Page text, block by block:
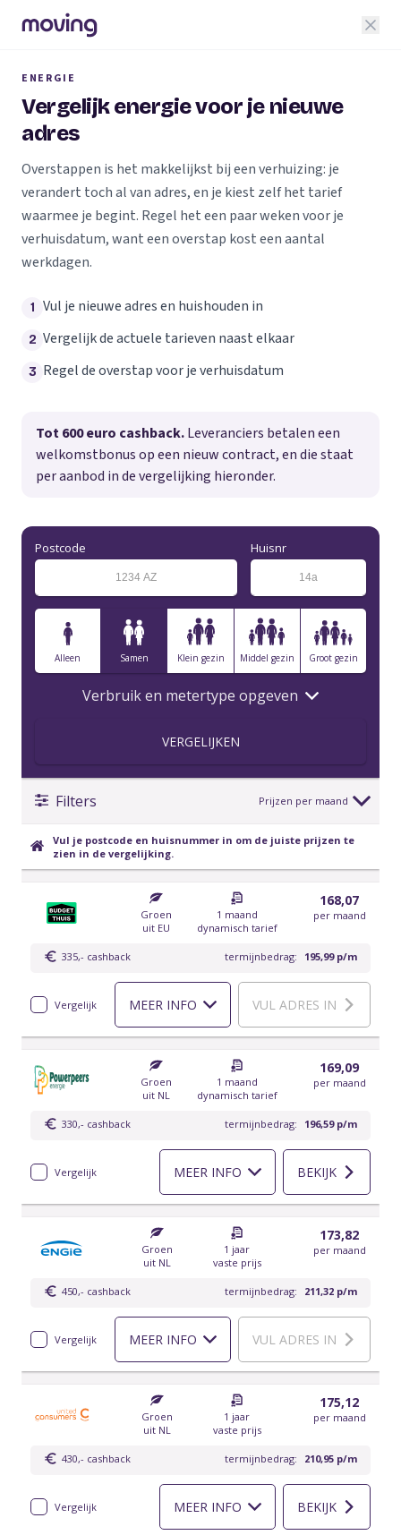
ENERGIE
Vergelijk energie voor je nieuwe
adres
Overstappen is het makkelijkst bij een verhuizing: je
verandert toch al van adres, en je kiest zelf het tarief
waarmee je begint. Regel het een paar weken voor je
verhuisdatum, want een overstap kost een aantal
werkdagen.
1 Vul je nieuwe adres en huishouden in
2 Vergelijk de actuele tarieven naast elkaar
3 Regel de overstap voor je verhuisdatum
Tot 600 euro cashback.Leveranciers betalen een
welkomstbonus op een nieuw contract, en die staat
per aanbod in de vergelijking hieronder.